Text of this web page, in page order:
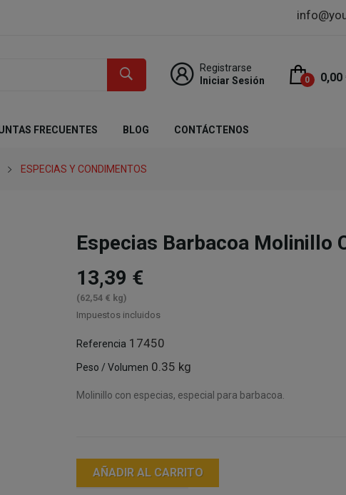
Registrarse
Iniciar Sesión
0 0,00
FRECUENTES BLOG CONTÁCTENOS
ESPECIAS Y CONDIMENTOS
Especias Barbacoa Molinillo
13,39 €
(62,54 € kg)
Impuestos incluidos
Referencia 17450
Peso / Volumen 0.35 kg
Molinillo con especias, especial para barbacoa.
AÑADIR AL CARRITO